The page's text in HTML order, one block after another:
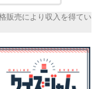
販売により収入を得てい